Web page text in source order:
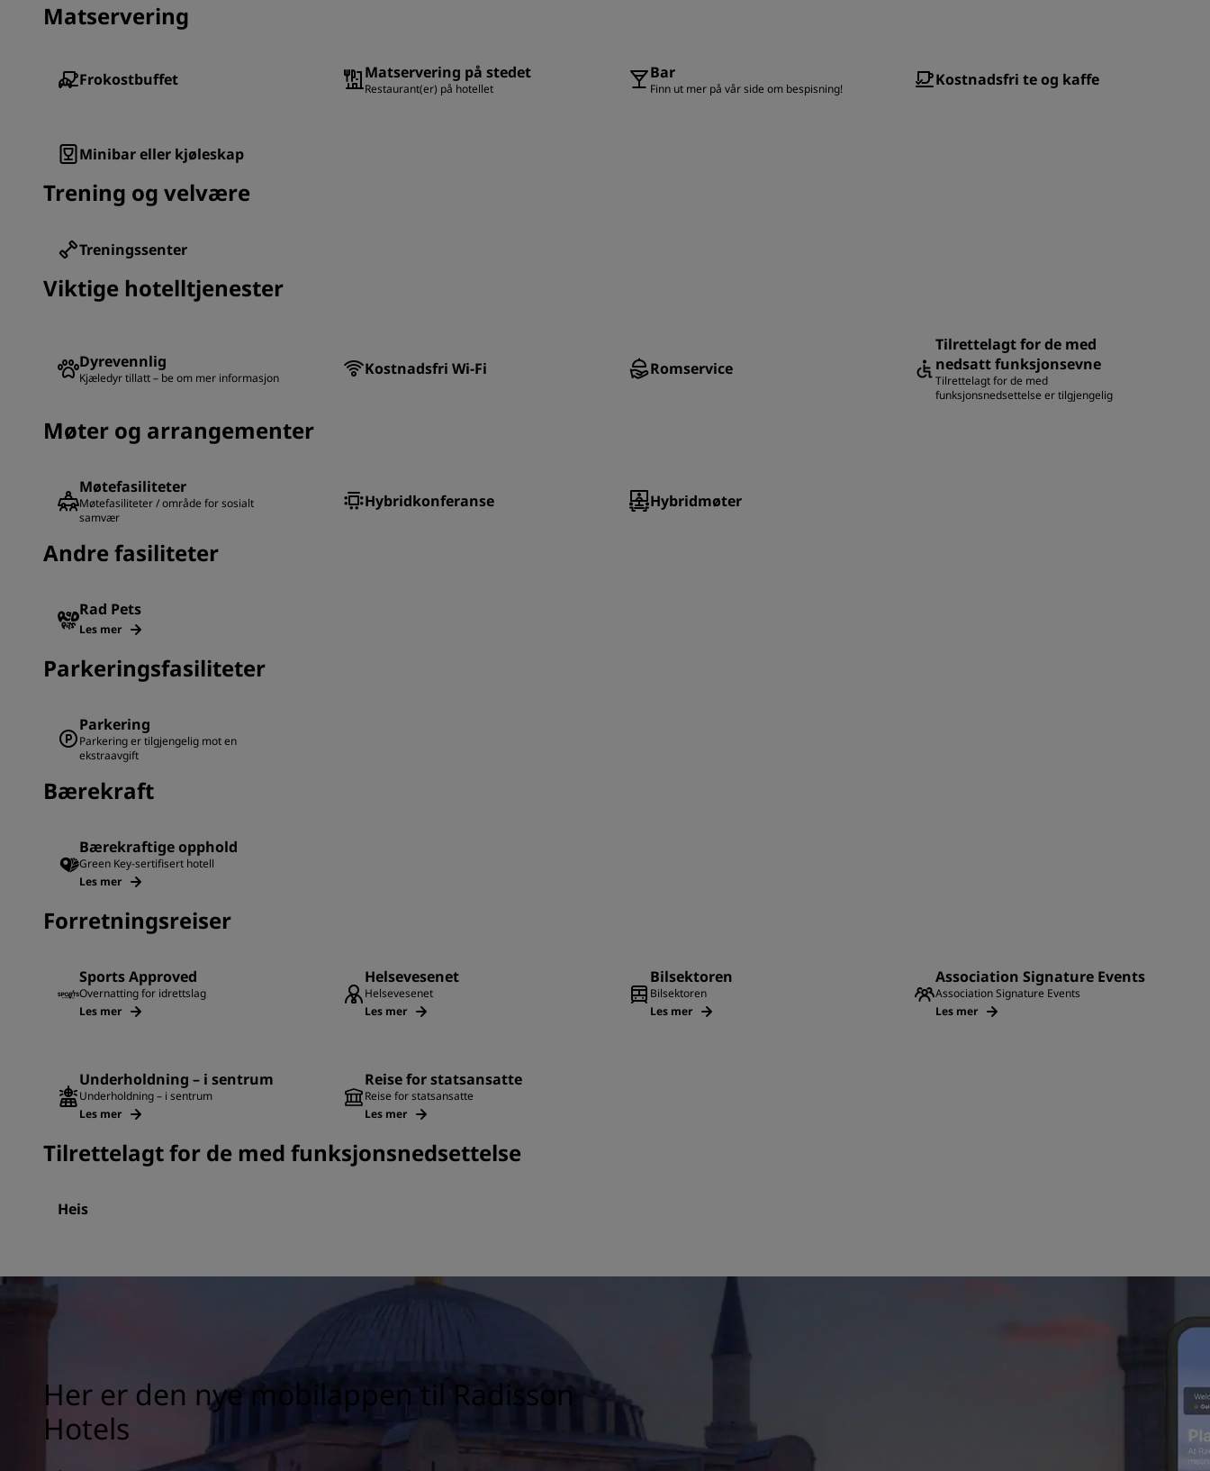
Matservering
Frokostbuffet Matservering på stedet
Restaurant(er) på hotellet
Bar
Finn ut mer på vår side om bespisning! Kostnadsfri te og kaffe
Minibar eller kjøleskap
Trening og velvære
Treningssenter
Viktige hotelltjenester
Dyrevennlig
Kjæledyr tillatt – be om mer informasjon Kostnadsfri Wi-Fi Romservice
Tilrettelagt for de med
nedsatt funksjonsevne
Tilrettelagt for de med
funksjonsnedsettelse er tilgjengelig
Møter og arrangementer
Møtefasiliteter
Møtefasiliteter / område for sosialt
samvær
Hybridkonferanse Hybridmøter
Andre fasiliteter
Rad Pets
Les mer
Parkeringsfasiliteter
Parkering
Parkering er tilgjengelig mot en
ekstraavgift
Bærekraft
Bærekraftige opphold
Green Key-sertifisert hotell
Les mer
Forretningsreiser
Sports Approved
Overnatting for idrettslag
Les mer
Helsevesenet
Helsevesenet
Les mer
Bilsektoren
Bilsektoren
Les mer
Association Signature Events
Association Signature Events
Les mer
Underholdning – i sentrum
Underholdning – i sentrum
Les mer
Reise for statsansatte
Reise for statsansatte
Les mer
Tilrettelagt for de med funksjonsnedsettelse
Heis
Her er den nye mobilappen til Radisson
Hotels